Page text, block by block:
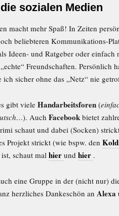
sozialen Medien
macht mehr Spaß! In Zeiten
beliebteren Kommunikations-
Ideen- und Ratgeber oder
Freundschaften. Persönlich
ich sicher ohne das „Netz“ nie
gibt viele Handarbeitsforen (
). Auch Facebook bietet
schaut und dabei (Socken)
Projekt strickt (wie bspw. den
schaut mal hier und hier .
eine Gruppe in der (nicht nur)
herzliches Dankeschön an Alexa